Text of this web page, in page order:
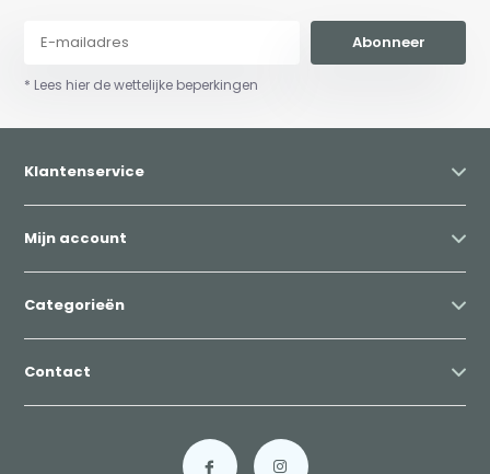
Abonneer
* Lees hier de wettelijke beperkingen
Klantenservice
Mijn account
Categorieën
Contact